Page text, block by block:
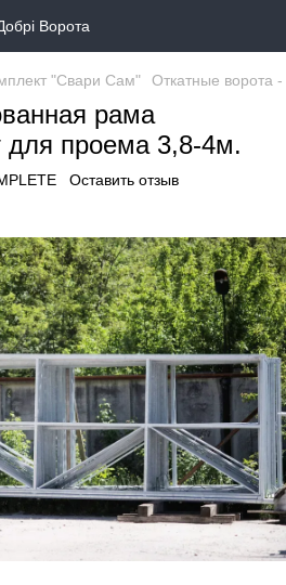
"Свари Сам" Откатные ворота
рама
для проема 3,8-4м.
Оставить отзыв